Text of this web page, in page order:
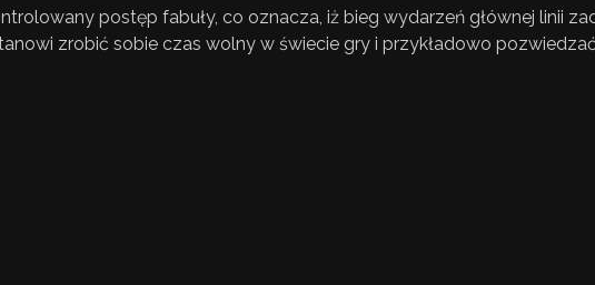
postęp fabuły, co oznacza, iż bieg wydarzeń głównej linii
zrobić sobie czas wolny w świecie gry i przykładowo